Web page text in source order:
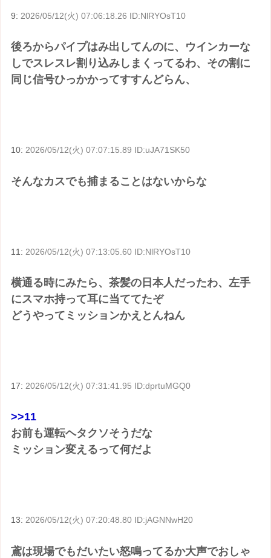
9: 2026/05/12(火) 07:06:18.26 ID:NlRYOsT10
後ろからパイプはみ出してんのに、ウインカーな
しでスレスレ割り込みしまくってるわ、その割に
同じ信号ひっかかってすすんどらん、
10:2026/05/12(火) 07:07:15.89 ID:uJA71SK50
そんなカスでも捕まることはないからな
11: 2026/05/12(火) 07:13:05.60 ID:NlRYOsT10
横通る時にみたら、茶髪の日本人だったわ、左手
にスマホ持って耳に当ててたぞ
どうやってミッションかえとんねん
17: 2026/05/12(火) 07:31:41.95 ID:dprtuMGQ0
>>11
お前も運転ヘタクソそうだな
ミッション変えるって何だよ
13:2026/05/12(火) 07:20:48.80 ID:jAGNNwH20
鳶は現場でもだいたい怒鳴ってるか大声でおしゃ